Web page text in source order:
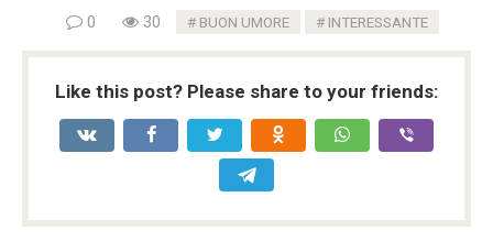
0 30 BUON UMORE INTERESSANTE
Like this post? Please share to your friends: